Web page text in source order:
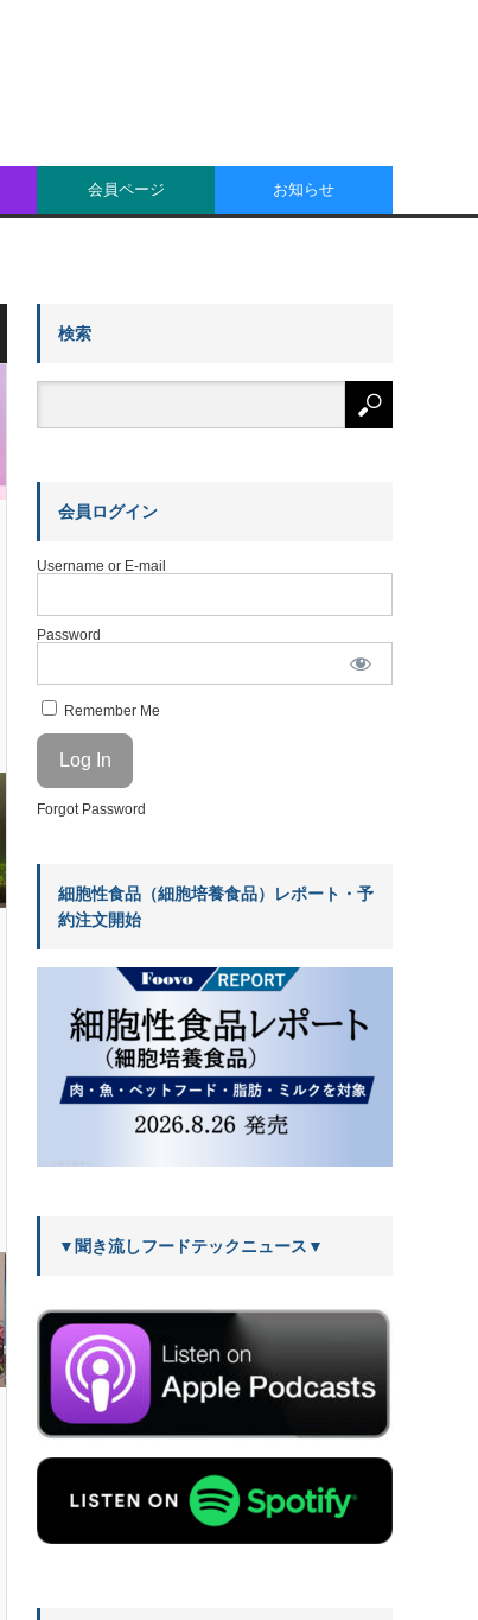
会員ページ お知らせ
検索
会員ログイン
Username or E-mail
Password
Remember Me
Forgot Password
細胞性食品（細胞培養食品）レポート・予
約注文開始
▼聞き流しフードテックニュース▼